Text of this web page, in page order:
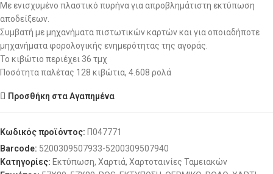
Με ενισχυμένο πλαστικό πυρήνα για απροβλημάτιστη εκτύπωση
αποδείξεων.
Συμβατή με μηχανήματα πιστωτικών καρτών και για οποιαδήποτε
μηχανήματα φορολογικής ενημερότητας της αγοράς.
Το κιβώτιο περιέχει 36 τμχ
Ποσότητα παλέτας 128 κιβώτια, 4.608 ρολά
Προσθήκη στα Αγαπημένα
Κωδικός προϊόντος: Π047771
Barcode: 5200309507933-5200309507940
Κατηγορίες: Εκτύπωση, Χαρτιά, Χαρτοταινίες Ταμειακών